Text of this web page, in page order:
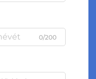
0/200